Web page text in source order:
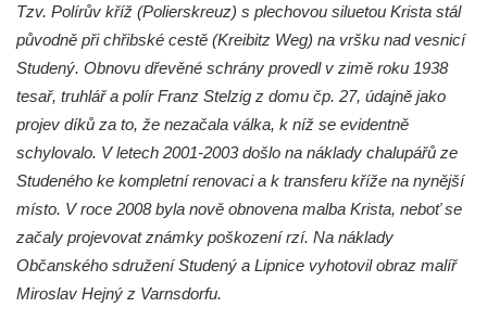
Kříž u kostela svatého Václava ve Velešíně
Kříž u brány na hřbitov ve Velešíně
Kříž na zahradě domu čp. 127 v Římově
Kříž u fary v Římově
Kříž u lípy Jana Gurreho v Římově
Boží muka u hřbitova v Římově
Centrální kříž hřbitova v Římově
Kříž poblíž domu čp. 169 v Plavu
Tzv. Polírův kříž (Polierskreuz) s plechovou siluetou Krista stál
původně při chřibské cestě (Kreibitz Weg) na vršku nad vesnicí
Studený. Obnovu dřevěné schrány provedl v zimě roku 1938
tesař, truhlář a polír Franz Stelzig z domu čp. 27, údajně jako
projev díků za to, že nezačala válka, k níž se evidentně
schylovalo. V letech 2001-2003 došlo na náklady chalupářů ze
Studeného ke kompletní renovaci a k transferu kříže na nynější
místo. V roce 2008 byla nově obnovena malba Krista, neboť se
začaly projevovat známky poškození rzí. Na náklady
Občanského sdružení Studený a Lipnice vyhotovil obraz malíř
Miroslav Hejný z Varnsdorfu.